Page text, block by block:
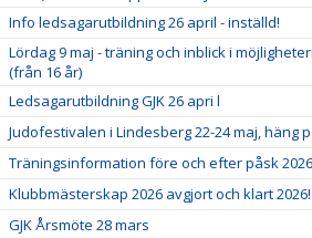
Info ledsagarutbildning 26 april - inställd!
Lördag 9 maj - träning och inblick i
(från 16 år)
Ledsagarutbildning GJK 26 apri l
Judofestivalen i Lindesberg 22-24 maj, häng
Träningsinformation före och efter påsk
Klubbmästerskap 2026 avgjort och klart 2026!
GJK Årsmöte 28 mars